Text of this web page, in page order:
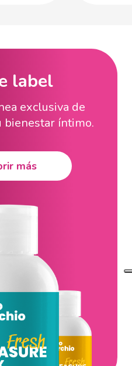
label
exclusiva de
bienestar íntimo.
más